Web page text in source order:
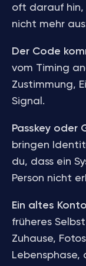
oft darauf hin,
nicht mehr
Der Code
vom Timing
Zustimmung,
Signal.
Passkey oder
bringen
du, dass ein
Person nicht
Ein altes
früheres
Zuhause,